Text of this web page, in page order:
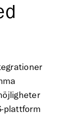
plattform